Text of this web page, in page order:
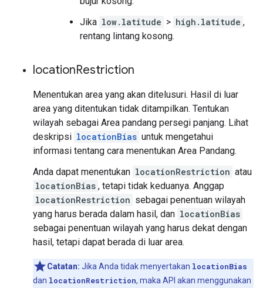
Jika low.latitude > high.latitude ,
rentang lintang kosong.
locationRestriction
Menentukan area yang akan ditelusuri. Hasil di luar
area yang ditentukan tidak ditampilkan. Tentukan
wilayah sebagai Area pandang persegi panjang. Lihat
deskripsi locationBias untuk mengetahui
informasi tentang cara menentukan Area Pandang.
Anda dapat menentukan locationRestriction atau
locationBias , tetapi tidak keduanya. Anggap
locationRestriction sebagai penentuan wilayah
yang harus berada dalam hasil, dan locationBias
sebagai penentuan wilayah yang harus dekat dengan
hasil, tetapi dapat berada di luar area.
Catatan: Jika Anda tidak menyertakan locationBias
dan locationRestriction, maka API akan menggunakan